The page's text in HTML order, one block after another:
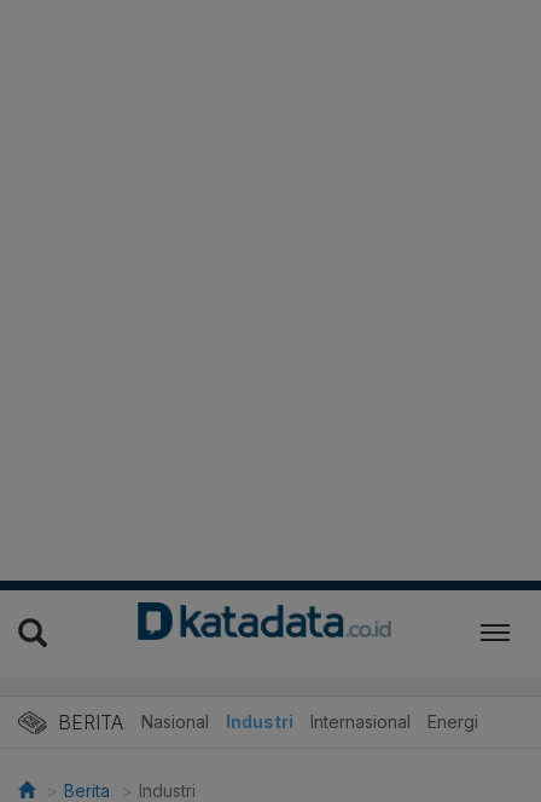
BERITA Nasional Industri Internasional Energi
Berita Industri